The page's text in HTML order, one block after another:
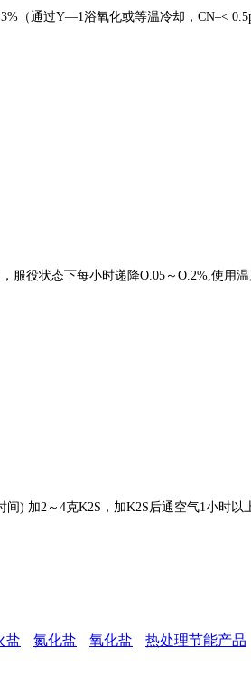
通过Y—1浴氧化或等温冷却，CN–<
役状态下每小时递降O.05～O.2%,使用
) 加2～4克K2S，加K2S后通空气1小时以
盐 氮化盐 氧化盐 热处理节能产品